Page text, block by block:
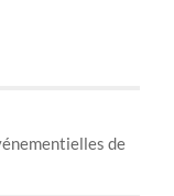
de